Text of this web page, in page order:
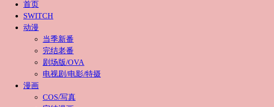
首页
SWITCH
动漫
当季新番
完结老番
剧场版/OVA
电视剧/电影/特摄
漫画
COS/写真